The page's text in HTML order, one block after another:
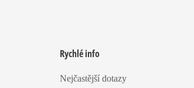
Rychlé info
Nejčastější dotazy